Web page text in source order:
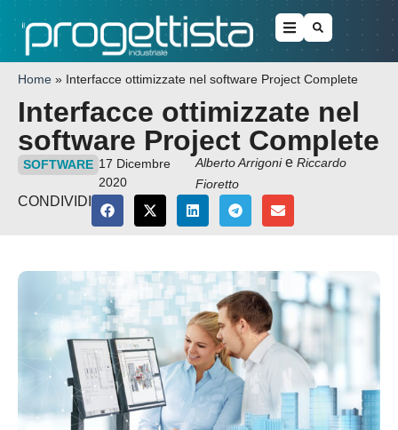
Home » Interfacce ottimizzate nel software Project Complete
Interfacce ottimizzate nel
software Project Complete
SOFTWARE 17 Dicembre
2020
Alberto Arrigonie Riccardo
Fioretto
CONDIVIDI